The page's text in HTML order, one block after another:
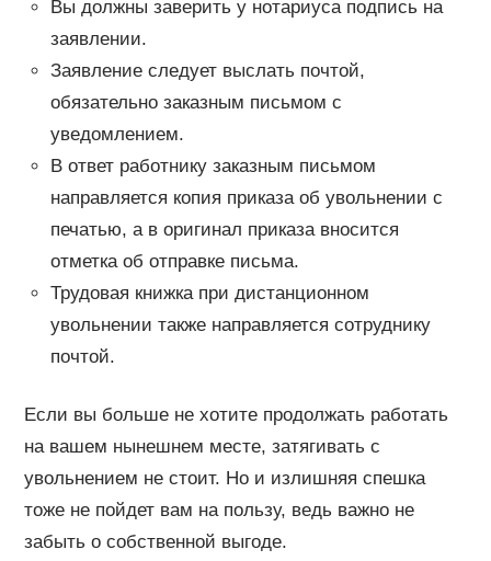
Вы должны заверить у нотариуса подпись на
заявлении.
Заявление следует выслать почтой,
обязательно заказным письмом с
уведомлением.
В ответ работнику заказным письмом
направляется копия приказа об увольнении с
печатью, а в оригинал приказа вносится
отметка об отправке письма.
Трудовая книжка при дистанционном
увольнении также направляется сотруднику
почтой.
Если вы больше не хотите продолжать работать
на вашем нынешнем месте, затягивать с
увольнением не стоит. Но и излишняя спешка
тоже не пойдет вам на пользу, ведь важно не
забыть о собственной выгоде.